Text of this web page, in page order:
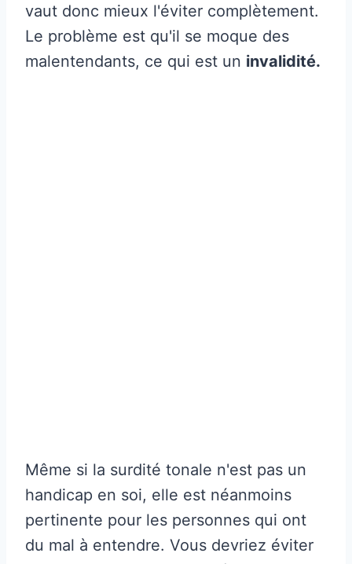
vaut donc mieux l'éviter complètement.
Le problème est qu'il se moque des
malentendants, ce qui est un invalidité.
Même si la surdité tonale n'est pas un
handicap en soi, elle est néanmoins
pertinente pour les personnes qui ont
du mal à entendre. Vous devriez éviter